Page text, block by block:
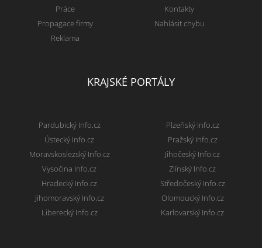
Práce
Propagace firmy
Reklama
Kontakty
Nahlásit chybu
KRAJSKÉ PORTÁLY
Pardubický Info.cz
Ústecký Info.cz
Moravskoslezský Info.cz
Vysočina Info.cz
Hradecký Info.cz
Jihomoravský Info.cz
Liberecký Info.cz
Plzeňský Info.cz
Pražský Info.cz
Jihočeský Info.cz
Zlínský Info.cz
Středočeský Info.cz
Olomoucký Info.cz
Karlovarský Info.cz